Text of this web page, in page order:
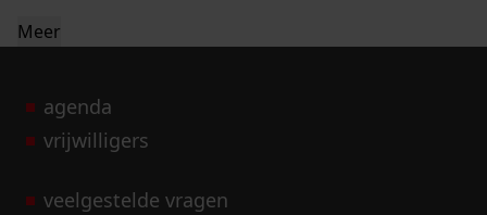
Meer
agenda
vrijwilligers
veelgestelde vragen